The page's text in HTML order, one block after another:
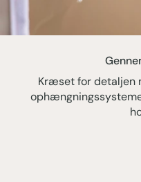
Kræset for detaljen